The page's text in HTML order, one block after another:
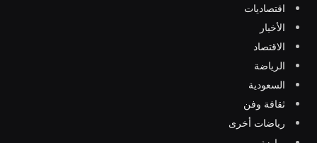
اقتصاديات
الأخبار
الاقتصاد
الرياضة
السعودية
ثقافة وفن
رياضات أخرى